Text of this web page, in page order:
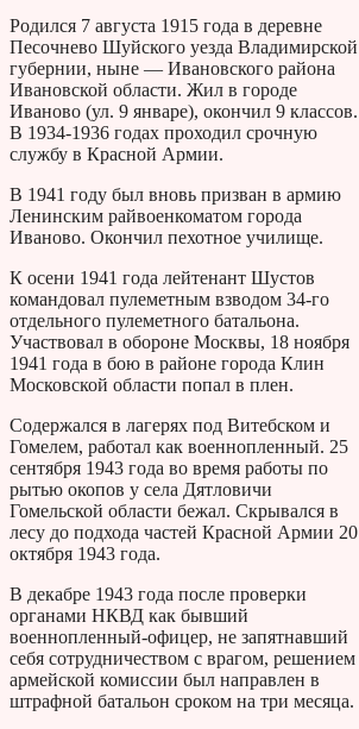
Родился 7 августа 1915 года в деревне
Песочнево Шуйского уезда Владимирской
губернии, ныне — Ивановского района
Ивановской области. Жил в городе
Иваново (ул. 9 январе), окончил 9 классов.
В 1934-1936 годах проходил срочную
службу в Красной Армии.
В 1941 году был вновь призван в армию
Ленинским райвоенкоматом города
Иваново. Окончил пехотное училище.
К осени 1941 года лейтенант Шустов
командовал пулеметным взводом 34-го
отдельного пулеметного батальона.
Участвовал в обороне Москвы, 18 ноября
1941 года в бою в районе города Клин
Московской области попал в плен.
Содержался в лагерях под Витебском и
Гомелем, работал как военнопленный. 25
сентября 1943 года во время работы по
рытью окопов у села Дятловичи
Гомельской области бежал. Скрывался в
лесу до подхода частей Красной Армии 20
октября 1943 года.
В декабре 1943 года после проверки
органами НКВД как бывший
военнопленный-офицер, не запятнавший
себя сотрудничеством с врагом, решением
армейской комиссии был направлен в
штрафной батальон сроком на три месяца.